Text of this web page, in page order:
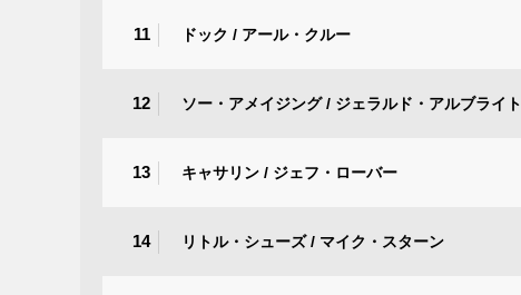
11 ドック / アール・クルー
12 ソー・アメイジング / ジェラルド・アルブライト
13 キャサリン / ジェフ・ローバー
14 リトル・シューズ / マイク・スターン